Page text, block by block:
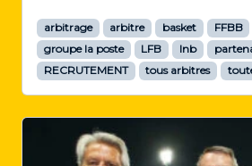
arbitrage arbitre basket FFBB
groupe la poste
LFB lnb
RECRUTEMENT
tous arbitres